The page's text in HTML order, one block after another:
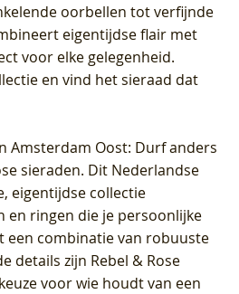
oorbellen tot verfijnde
eigentijdse flair met
voor elke gelegenheid.
en vind het sieraad dat
Amsterdam Oost: Durf anders
sieraden. Dit Nederlandse
eigentijdse collectie
en ringen die je persoonlijke
een combinatie van robuuste
details zijn Rebel & Rose
voor wie houdt van een